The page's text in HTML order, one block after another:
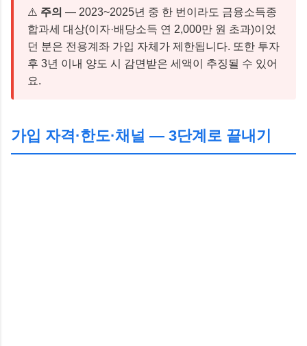
⚠️ 주의 — 2023~2025년 중 한 번이라도 금융소득종
합과세 대상(이자·배당소득 연 2,000만 원 초과)이었
던 분은 전용계좌 가입 자체가 제한됩니다. 또한 투자
후 3년 이내 양도 시 감면받은 세액이 추징될 수 있어
요.
가입 자격·한도·채널 — 3단계로 끝내기